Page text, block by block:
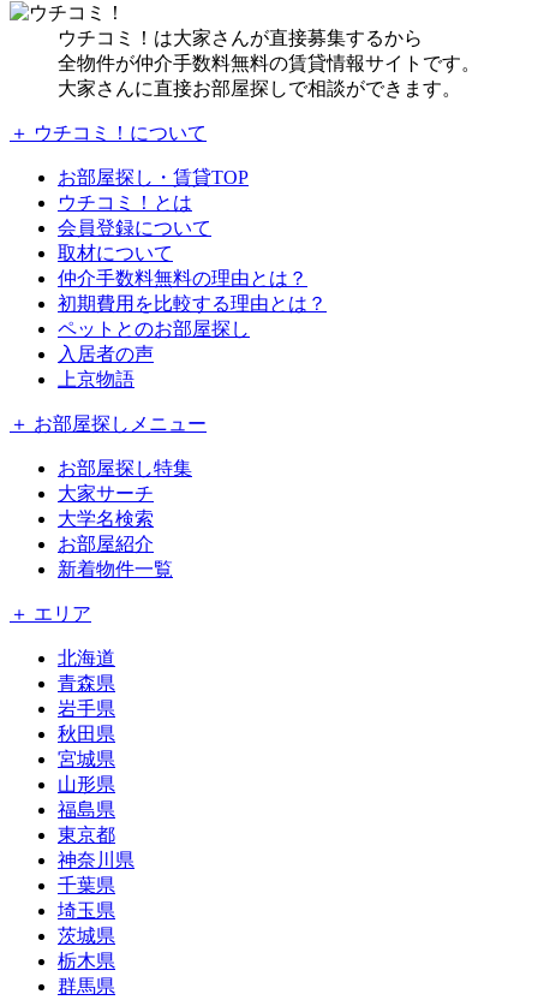
ウチコミ！は大家さんが直接募集するから
全物件が仲介手数料無料の賃貸情報サイトです。
大家さんに直接お部屋探しで相談ができます。
＋ ウチコミ！について
お部屋探し・賃貸TOP
ウチコミ！とは
会員登録について
取材について
仲介手数料無料の理由とは？
初期費用を比較する理由とは？
ペットとのお部屋探し
入居者の声
上京物語
＋ お部屋探しメニュー
お部屋探し特集
大家サーチ
大学名検索
お部屋紹介
新着物件一覧
＋ エリア
北海道
青森県
岩手県
秋田県
宮城県
山形県
福島県
東京都
神奈川県
千葉県
埼玉県
茨城県
栃木県
群馬県